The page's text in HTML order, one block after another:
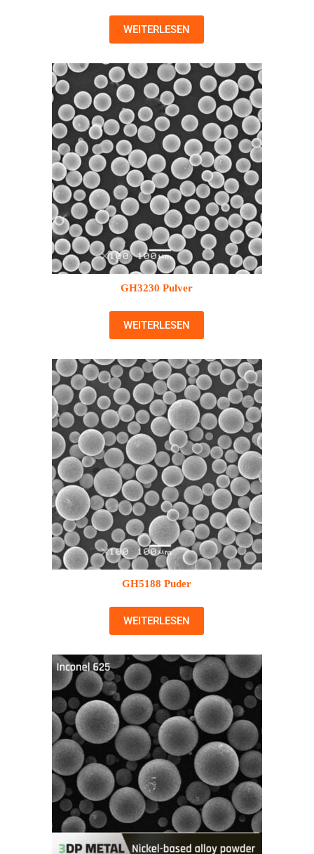
WEITERLESEN
GH3230 Pulver
WEITERLESEN
GH5188 Puder
WEITERLESEN